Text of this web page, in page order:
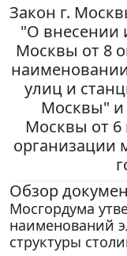
Закон г.
"О внесении
Москвы от 8
улиц и
Москвы" и
Москвы от 6
организации
Обзор
Мосгордума
наименований
структуры